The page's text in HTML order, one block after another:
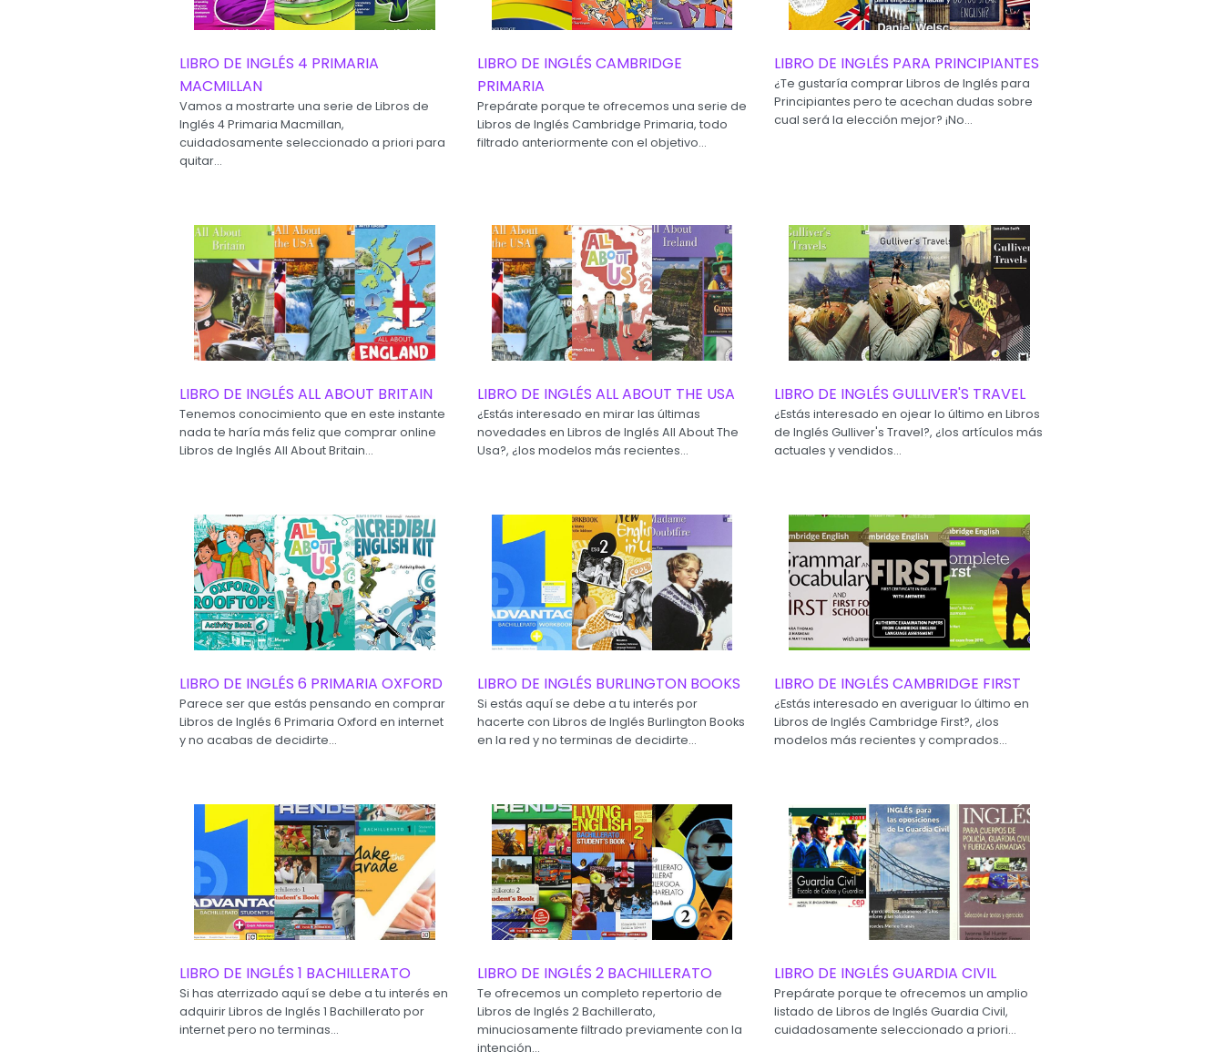
LIBRO DE INGLÉS 4 PRIMARIA
MACMILLAN
Vamos a mostrarte una serie de Libros de
Inglés 4 Primaria Macmillan,
cuidadosamente seleccionado a priori para
quitar...
LIBRO DE INGLÉS CAMBRIDGE
PRIMARIA
Prepárate porque te ofrecemos una serie de
Libros de Inglés Cambridge Primaria, todo
filtrado anteriormente con el objetivo...
LIBRO DE INGLÉS PARA PRINCIPIANTES
¿Te gustaría comprar Libros de Inglés para
Principiantes pero te acechan dudas sobre
cual será la elección mejor? ¡No...
LIBRO DE INGLÉS ALL ABOUT BRITAIN
Tenemos conocimiento que en este instante
nada te haría más feliz que comprar online
Libros de Inglés All About Britain...
LIBRO DE INGLÉS ALL ABOUT THE USA
¿Estás interesado en mirar las últimas
novedades en Libros de Inglés All About The
Usa?, ¿los modelos más recientes...
LIBRO DE INGLÉS GULLIVER'S TRAVEL
¿Estás interesado en ojear lo último en Libros
de Inglés Gulliver's Travel?, ¿los artículos más
actuales y vendidos...
LIBRO DE INGLÉS 6 PRIMARIA OXFORD
Parece ser que estás pensando en comprar
Libros de Inglés 6 Primaria Oxford en internet
y no acabas de decidirte...
LIBRO DE INGLÉS BURLINGTON BOOKS
Si estás aquí se debe a tu interés por
hacerte con Libros de Inglés Burlington Books
en la red y no terminas de decidirte...
LIBRO DE INGLÉS CAMBRIDGE FIRST
¿Estás interesado en averiguar lo último en
Libros de Inglés Cambridge First?, ¿los
modelos más recientes y comprados...
LIBRO DE INGLÉS 1 BACHILLERATO
Si has aterrizado aquí se debe a tu interés en
adquirir Libros de Inglés 1 Bachillerato por
internet pero no terminas...
LIBRO DE INGLÉS 2 BACHILLERATO
Te ofrecemos un completo repertorio de
Libros de Inglés 2 Bachillerato,
minuciosamente filtrado previamente con la
intención...
LIBRO DE INGLÉS GUARDIA CIVIL
Prepárate porque te ofrecemos un amplio
listado de Libros de Inglés Guardia Civil,
cuidadosamente seleccionado a priori...